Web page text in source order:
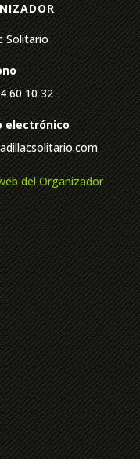
Solitario
60 10 32
electrónico
del Organizador